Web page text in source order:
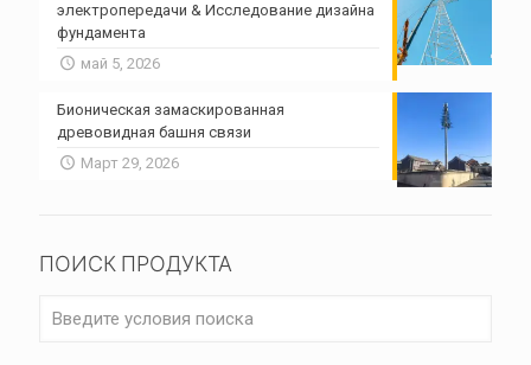
электропередачи & Исследование дизайна
фундамента
май 5, 2026
Бионическая замаскированная
древовидная башня связи
Март 29, 2026
ПОИСК ПРОДУКТА